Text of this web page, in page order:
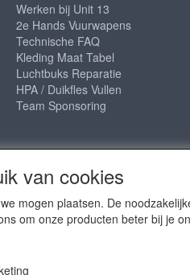
Werken bij Unit 13
2e Hands Vuurwapens
Technische FAQ
Kleding Maat Tabel
Luchtbuks Reparatie
HPA / Duikfles Vullen
Team Sponsoring
van cookies
mogen plaatsen. De
om onze producten beter bij je